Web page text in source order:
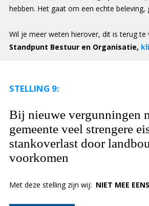
hebben. Het gaat om een echte beleving,
Wil je meer weten hierover, dit is terug te
Standpunt Bestuur en Organisatie,
STELLING 9:
Bij nieuwe vergunningen
gemeente veel strengere
stankoverlast door
voorkomen
Met deze stelling zijn wij: NIET MEE EENS